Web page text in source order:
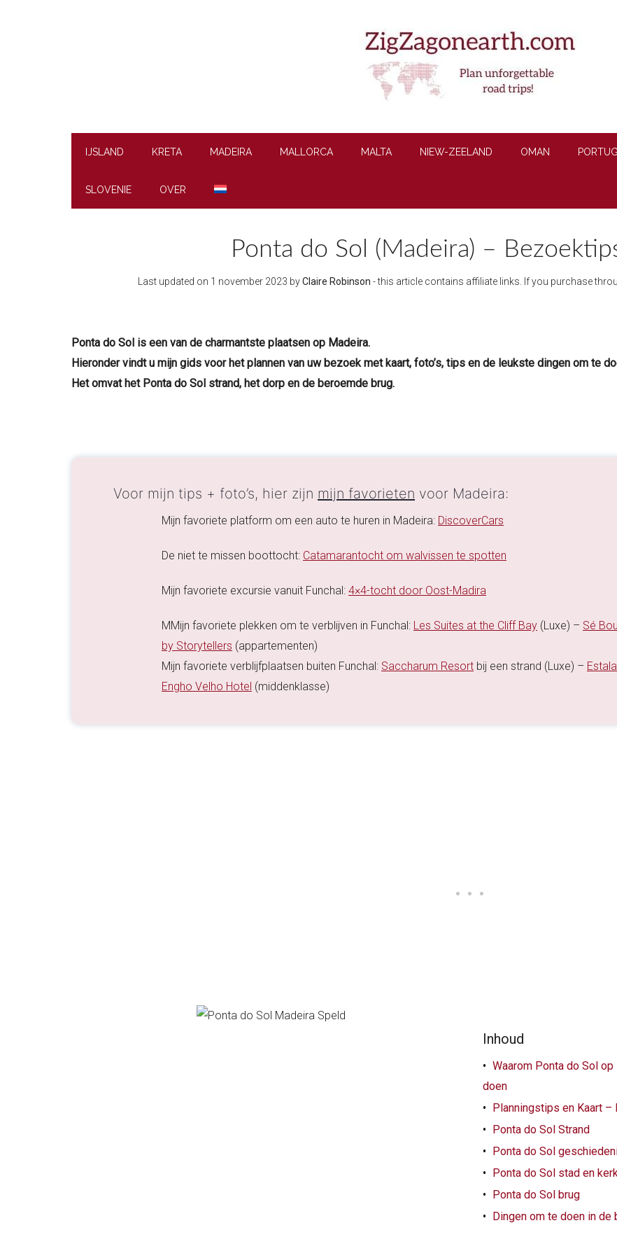
IJSLAND KRETA MADEIRA MALLORCA MALTA NIEW-ZEELAND OMAN
SLOVENIE OVER
Ponta do Sol (Madeira) –
Last updated on 1 november 2023 byClaire Robinson - this article contains affiliate links. If you purchase
Ponta do Sol is een van de charmantste plaatsen op Madeira.
Hieronder vindt u mijn gids voor het plannen van uw bezoek met kaart, foto’s, tips en de leukste dingen om te
Het omvat het Ponta do Sol strand, het dorp en de beroemde brug.
Voor mijn tips + foto’s, hier zijn mijn favorieten voor Madeira:
Mijn favoriete platform om een auto te huren in Madeira: DiscoverCars
De niet te missen boottocht: Catamarantocht om walvissen te spotten
Mijn favoriete excursie vanuit Funchal: 4×4-tocht door Oost-Madira
MMijn favoriete plekken om te verblijven in Funchal: Les Suites at the Cliff Bay (Luxe) – Sé
by Storytellers (appartementen)
Mijn favoriete verblijfplaatsen buiten Funchal: Saccharum Resort bij een strand (Luxe) –
Engho Velho Hotel (middenklasse)
Inhoud
Waarom Ponta do Sol
doen
Planningstips en Kaart –
Ponta do Sol Strand
Ponta do Sol
Ponta do Sol stad en
Ponta do Sol brug
Dingen om te doen in de